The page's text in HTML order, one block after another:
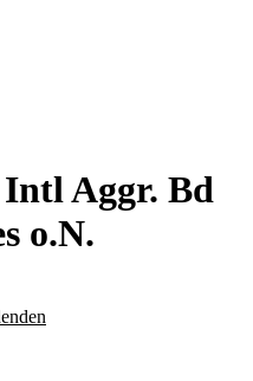
Intl Aggr. Bd
o.N.